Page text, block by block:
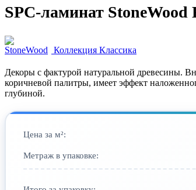
SPC-ламинат StoneWood
Коллекция Классика
Декоры с фактурой натуральной древесины.
коричневой палитры, имеет эффект
глубиной.
Цена за м²:
Метраж в упаковке: